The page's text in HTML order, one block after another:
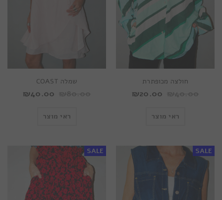
חולצה מכופתרת
₪20.00
ראי מוצר
שמלה COAST
₪40.00
ראי מוצר
SALE
SALE